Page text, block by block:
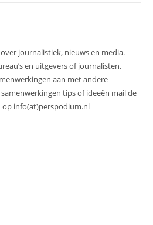
journalistiek, nieuws en media.
en uitgevers of journalisten.
aan met andere
tips of ideeën mail de
op info(at)perspodium.nl